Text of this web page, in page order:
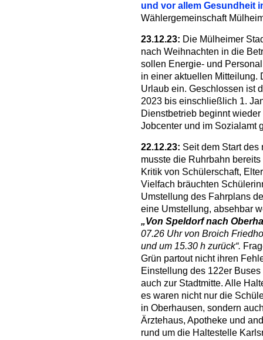
und vor allem Gesundheit
Wählergemeinschaft
23.12.23: Die Mülheimer
nach Weihnachten in die
sollen Energie- und
in einer aktuellen Mitteilung.
Urlaub ein. Geschlossen ist
2023 bis einschließlich 1.
Dienstbetrieb beginnt
Jobcenter und im Sozialamt
22.12.23: Seit dem Start des
musste die Ruhrbahn
Kritik von Schülerschaft,
Vielfach bräuchten
Umstellung des Fahrplans
eine Umstellung, absehbar
„Von Speldorf nach
07.26 Uhr von Broich
und um 15.30 h zurück“.
Grün partout nicht ihren
Einstellung des 122er
auch zur Stadtmitte. Alle
es waren nicht nur die
in Oberhausen, sondern
Ärztehaus, Apotheke und
rund um die Haltestelle